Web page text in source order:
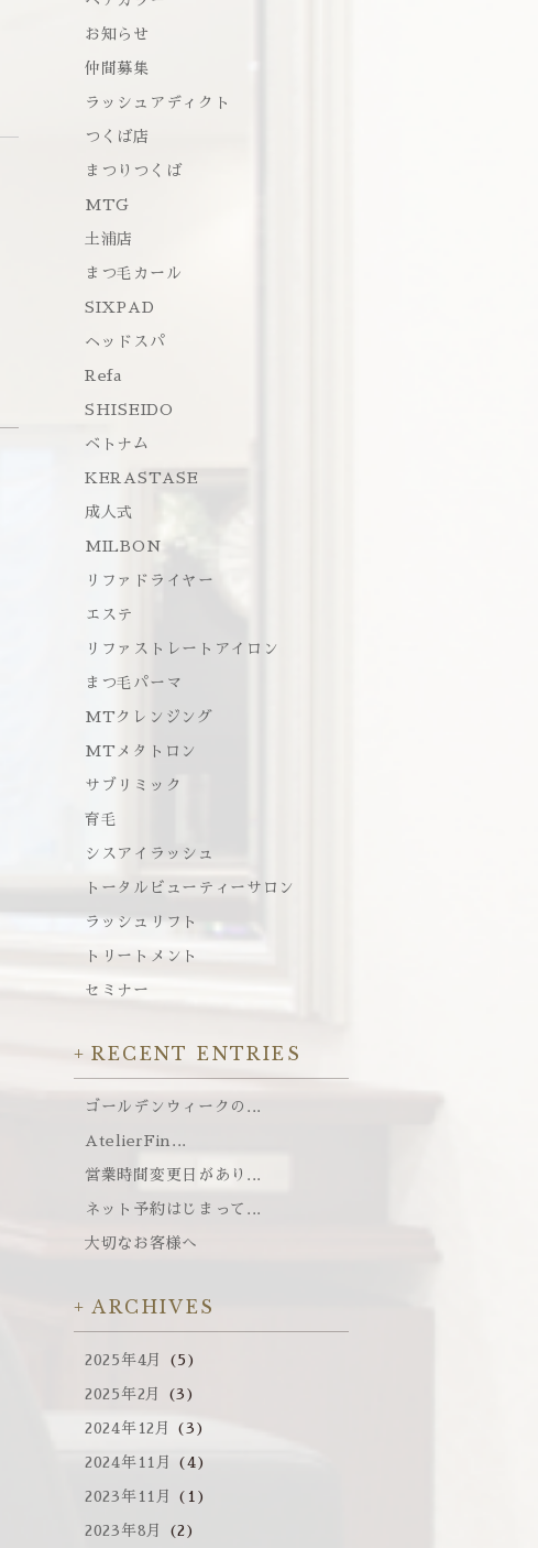
お知らせ
仲間募集
ラッシュアディクト
つくば店
まつりつくば
MTG
土浦店
まつ毛カール
SIXPAD
ヘッドスパ
Refa
SHISEIDO
ベトナム
KERASTASE
成人式
MILBON
リファドライヤー
エステ
リファストレートアイロン
まつ毛パーマ
MTクレンジング
MTメタトロン
サブリミック
育毛
シスアイラッシュ
トータルビューティーサロン
ラッシュリフト
トリートメント
セミナー
RECENT ENTRIES
ゴールデンウィークの...
AtelierFin...
営業時間変更日があり...
ネット予約はじまって...
大切なお客様へ
ARCHIVES
2025年4月 (5)
2025年2月 (3)
2024年12月 (3)
2024年11月 (4)
2023年11月 (1)
2023年8月 (2)